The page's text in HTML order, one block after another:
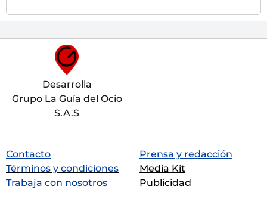
Desarrolla
Grupo La Guía del Ocio
S.A.S
Contacto
Términos y condiciones
Trabaja con nosotros
Prensa y redacción
Media Kit
Publicidad